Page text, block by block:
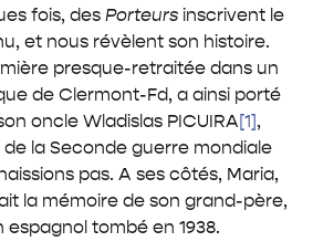
fois, des Porteurs inscrivent le
et nous révèlent son histoire.
presque-retraitée dans un
de Clermont-Fd, a ainsi porté
oncle Wladislas PICUIRA[1],
la Seconde guerre mondiale
pas. A ses côtés, Maria,
la mémoire de son grand-père,
espagnol tombé en 1938.